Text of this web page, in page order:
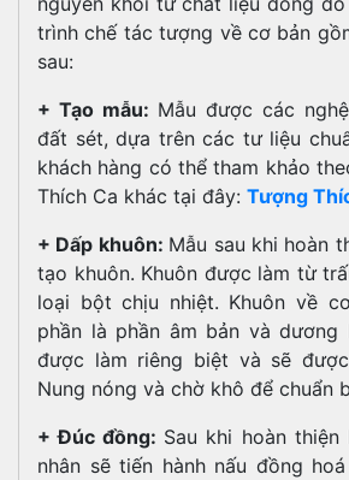
trình chế tác tượng về cơ bản
sau:
+ Tạo mẫu: Mẫu được các
đất sét, dựa trên các tư liệu
khách hàng có thể tham khảo
Thích Ca khác tại đây: Tượng
+ Dấp khuôn: Mẫu sau khi hoàn
tạo khuôn. Khuôn được làm từ
loại bột chịu nhiệt. Khuôn về
phần là phần âm bản và dương
được làm riêng biệt và sẽ
Nung nóng và chờ khô để chuẩn
+ Đúc đồng: Sau khi hoàn thiện
nhân sẽ tiến hành nấu đồng